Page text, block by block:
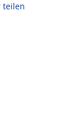
teilen